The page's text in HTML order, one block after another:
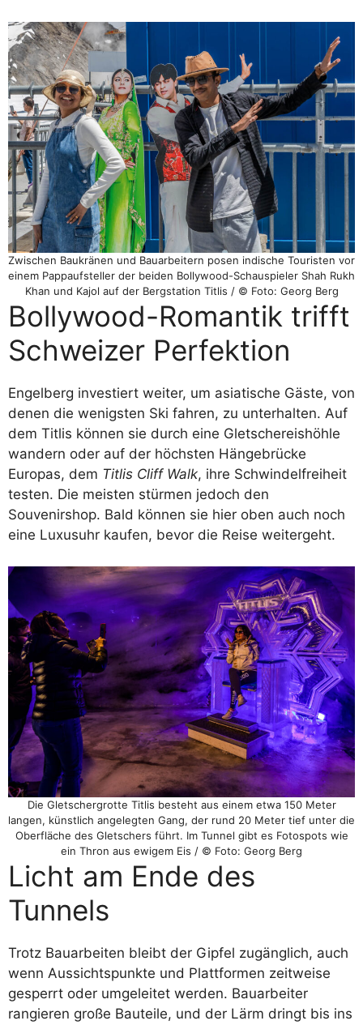
Zwischen Baukränen und Bauarbeitern posen indische Touristen vor
einem Pappaufsteller der beiden Bollywood-Schauspieler Shah Rukh
Khan und Kajol auf der Bergstation Titlis / © Foto: Georg Berg
Bollywood-Romantik trifft
Schweizer Perfektion
Engelberg investiert weiter, um asiatische Gäste, von
denen die wenigsten Ski fahren, zu unterhalten. Auf
dem Titlis können sie durch eine Gletschereishöhle
wandern oder auf der höchsten Hängebrücke
Europas, dem Titlis Cliff Walk, ihre Schwindelfreiheit
testen. Die meisten stürmen jedoch den
Souvenirshop. Bald können sie hier oben auch noch
eine Luxusuhr kaufen, bevor die Reise weitergeht.
Die Gletschergrotte Titlis besteht aus einem etwa 150 Meter
langen, künstlich angelegten Gang, der rund 20 Meter tief unter die
Oberfläche des Gletschers führt. Im Tunnel gibt es Fotospots wie
ein Thron aus ewigem Eis / © Foto: Georg Berg
Licht am Ende des
Tunnels
Trotz Bauarbeiten bleibt der Gipfel zugänglich, auch
wenn Aussichtspunkte und Plattformen zeitweise
gesperrt oder umgeleitet werden. Bauarbeiter
rangieren große Bauteile, und der Lärm dringt bis ins